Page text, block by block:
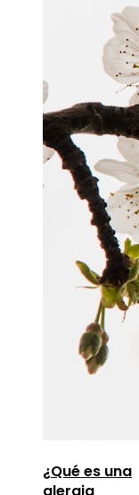
¿Qué es una